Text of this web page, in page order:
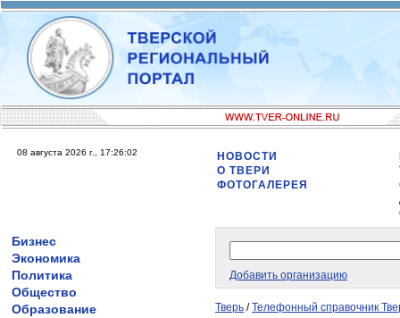
08 августа 2026 г., 17:26:02
НОВОСТИ
О ТВЕРИ
ФОТОГАЛЕРЕЯ
Бизнес
Экономика
Политика
Общество
Образование
Добавить организацию
Тверь /Телефонный справочник